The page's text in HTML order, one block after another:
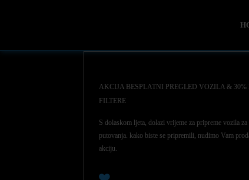
AKCIJA BESPLATNI PREGLED VOZILA & 30%
FILTERE
S dolaskom ljeta, dolazi vrijeme za pripreme vozila za
putovanja. kako biste se pripremili, nudimo Vam
akciju.